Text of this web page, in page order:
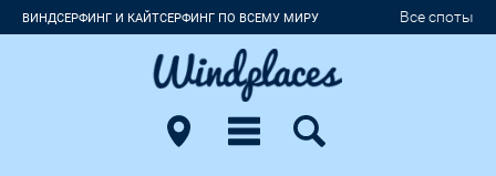
ВИНДСЕРФИНГ И КАЙТСЕРФИНГ ПО ВСЕМУ МИРУ Все споты